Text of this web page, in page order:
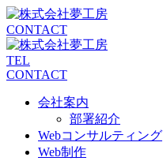
CONTACT
TEL
CONTACT
会社案内
部署紹介
Webコンサルティング
Web制作